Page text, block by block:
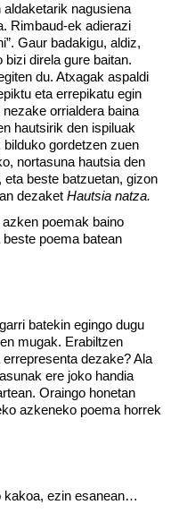
nagusiena
Rimbaud-ek adierazi
Gaur badakigu, aldiz,
direla gure baitan.
du. Atxagak aspaldi
eta errepikatu egin
orrialdera baina
hautsirik den ispiluak
gordetzen zuen
nortasuna hautsia den
eta beste batzuetan, gizon
dezaket Hautsia natza.
poemak baino
poema batean
batekin egingo dugu
mugak. Erabiltzen
dezake? Ala
ere joko handia
Oraingo honetan
azkeneko poema horrek
kakoa, ezin esanean…